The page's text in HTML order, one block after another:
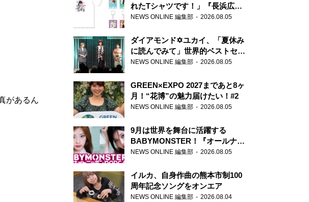
があるん
れたTシャツです！」『長浜広奈
天下無双』初の番組グッズ発売
NEWS ONLINE 編集部 2026.08.05
ダイアモンド✡ユカイ、「夏休み
に読んでみて」世界的ベストセラ
ー『アナスタシア』を紹介
NEWS ONLINE 編集部 2026.08.05
GREEN×EXPO 2027まであと8ヶ
月！“花博”の魅力届けたい！#2
NEWS ONLINE 編集部 2026.08.05
9月は世界を舞台に活躍する
BABYMONSTER！『オールナイ
トニッポンPODCAST』月替わり
NEWS ONLINE 編集部 2026.08.05
イルカ、自身作曲の熊本市制100
周年記念ソングをオンエア
NEWS ONLINE 編集部 2026.08.04